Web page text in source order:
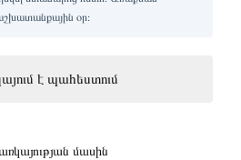
օր։
է պահեստում
մասին